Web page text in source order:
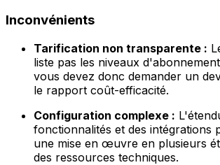
Inconvénients
Tarification non transparente :
liste pas les niveaux
vous devez donc demander un
le rapport coût-efficacité.
Configuration complexe :
fonctionnalités et des intégrations
une mise en œuvre en plusieurs
des ressources techniques.